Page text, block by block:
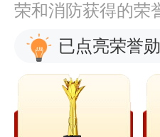
荣和消防获得的荣
已点亮荣誉